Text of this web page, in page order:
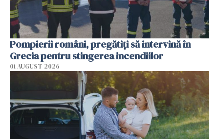
Pompierii români, pregătiţi să intervină în
Grecia pentru stingerea incendiilor
01 AUGUST 2026